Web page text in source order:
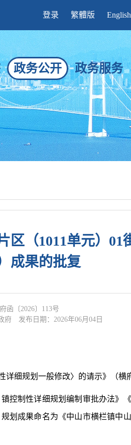
登录 繁體版 English
政务公开 政务服务
（1011单元）
成果的批复
函〔2026〕113号
府
发布日期：2026年06月04日
规划一般修改〉的请示》（横
制性详细规划编制审批办法》
划成果命名为《中山市横栏镇中